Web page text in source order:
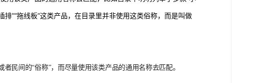
”“拖线板”这类产品，在目录里并非使用这类俗称，而是叫做
民间的“俗称”，而尽量使用该类产品的通用名称去匹配。